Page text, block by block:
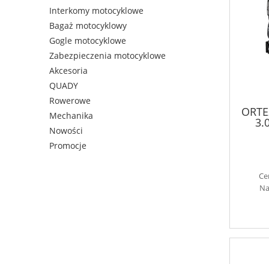
Interkomy motocyklowe
Bagaż motocyklowy
Gogle motocyklowe
Zabezpieczenia motocyklowe
Akcesoria
QUADY
Rowerowe
Mechanika
Nowości
Promocje